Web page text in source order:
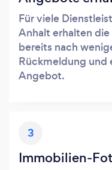
Für viele
Anhalt erhalten
bereits nach
Rückmeldung und
Angebot.
3
Immobilien-